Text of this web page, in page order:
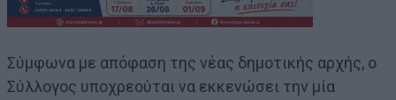
Σύμφωνα με απόφαση της νέας δημοτικής αρχής, ο
Σύλλογος υποχρεούται να εκκενώσει την μία